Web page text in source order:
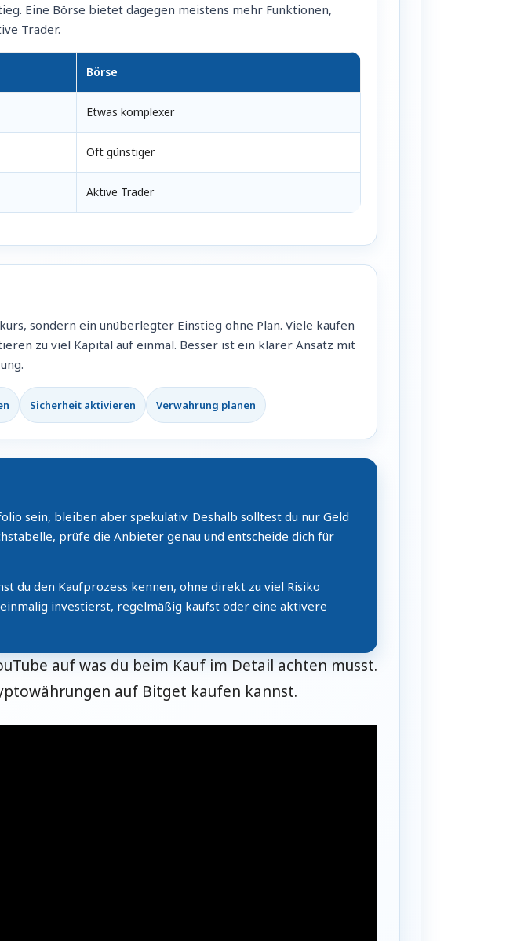
Eine Börse bietet dagegen meistens mehr Funktionen,
Trader.
Börse
Etwas komplexer
Oft günstiger
Aktive Trader
sondern ein unüberlegter Einstieg ohne Plan. Viele kaufen
zu viel Kapital auf einmal. Besser ist ein klarer Ansatz mit
Sicherheit aktivieren Verwahrung planen
sein, bleiben aber spekulativ. Deshalb solltest du nur Geld
prüfe die Anbieter genau und entscheide dich für
du den Kaufprozess kennen, ohne direkt zu viel Risiko
investierst, regelmäßig kaufst oder eine aktivere
auf was du beim Kauf im Detail achten musst.
auf Bitget kaufen kannst.